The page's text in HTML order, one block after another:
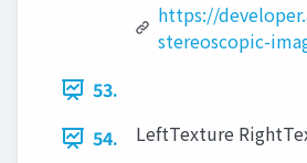
https://
stereoscopic-
53.
54.
LeftTexture